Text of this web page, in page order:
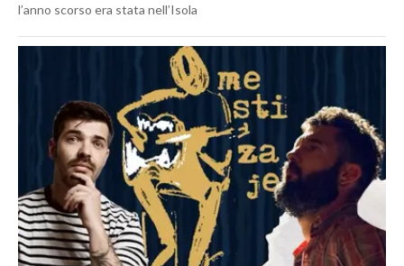
l’anno scorso era stata nell’Isola